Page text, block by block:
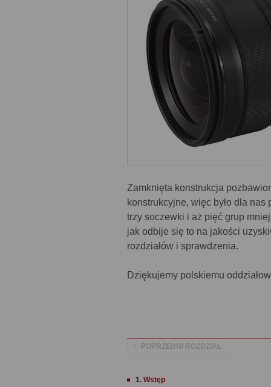
Zamknięta konstrukcja
konstrukcyjne, więc było dla
trzy soczewki i aż pięć grup
jak odbije się to na jakości
rozdziałów i sprawdzenia.
Dziękujemy polskiemu
POPRZEDNI ROZDZIAŁ
1. Wstęp